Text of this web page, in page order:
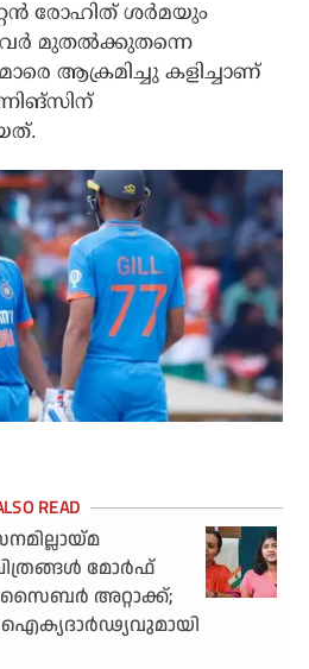
രോഹിത് ശര്‍മയും
മുതല്‍ക്കുതന്നെ
ആക്രമിച്ചു കളിച്ചാണ്
മോര്‍ഫ്
അറ്റാക്ക്;
ഐക്യദാര്‍ഢ്യവുമായി